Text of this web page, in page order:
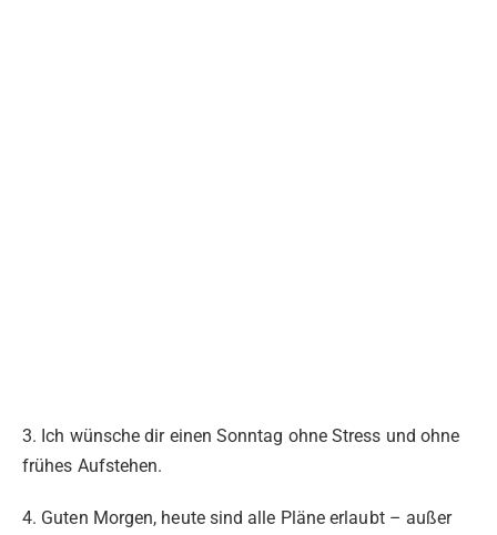
3. Ich wünsche dir einen Sonntag ohne Stress und ohne
frühes Aufstehen.
4. Guten Morgen, heute sind alle Pläne erlaubt – außer